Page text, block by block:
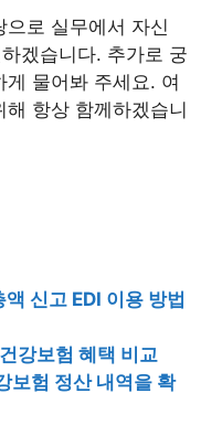
로 실무에서 자신
겠습니다. 추가로 궁
물어봐 주세요. 여
항상 함께하겠습니
신고 EDI 이용 방법
강보험 혜택 비교
보험 정산 내역을 확